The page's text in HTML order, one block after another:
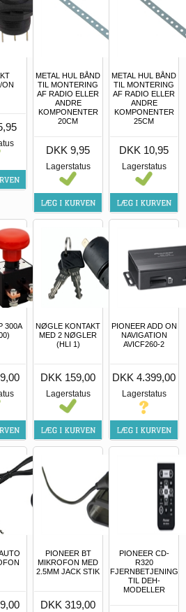
METAL HUL BÅND
TIL MONTERING
AF RADIO ELLER
ANDRE
KOMPONENTER
20CM
DKK 9,95
Lagerstatus
METAL HUL BÅND
TIL MONTERING
AF RADIO ELLER
ANDRE
KOMPONENTER
25CM
DKK 10,95
Lagerstatus
300A
NØGLE KONTAKT
MED 2 NØGLER
(HLI 1)
DKK 159,00
Lagerstatus
PIONEER ADD ON
NAVIGATION
AVICF260-2
DKK 4.399,00
Lagerstatus
PIONEER BT
MIKROFON MED
2.5MM JACK STIK
DKK 319,00
PIONEER CD-
R320
FJERNBETJENING
TIL DEH-
MODELLER